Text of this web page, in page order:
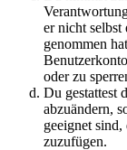
er nicht
genommen
oder zu
Du gestattest
abzuändern,
geeignet
zuzufügen.